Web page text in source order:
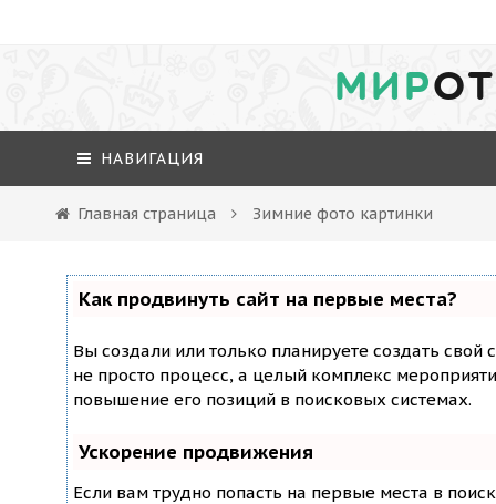
МИР
НАВИГАЦИЯ
Главная страница Зимние фото картинки
Как продвинуть сайт на первые места?
Вы создали или только планируете создать свой
не просто процесс, а целый комплекс
повышение его позиций в поисковых системах.
Ускорение продвижения
Если вам трудно попасть на первые места в